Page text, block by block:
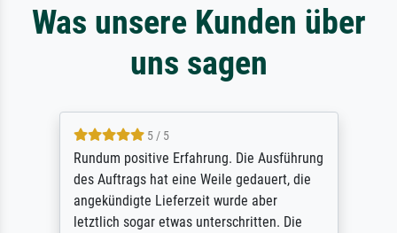
Was unsere Kunden über
uns sagen
5 / 5
Rundum positive Erfahrung. Die Ausführung
des Auftrags hat eine Weile gedauert, die
angekündigte Lieferzeit wurde aber
letztlich sogar etwas unterschritten. Die